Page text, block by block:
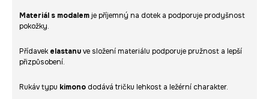
Materiál s modalemje příjemný na dotek a podporuje prodyšnost
pokožky.
Přídavek elastanuve složení materiálu podporuje pružnost a lepší
přizpůsobení.
Rukáv typu kimono dodává tričku lehkost a ležérní charakter.